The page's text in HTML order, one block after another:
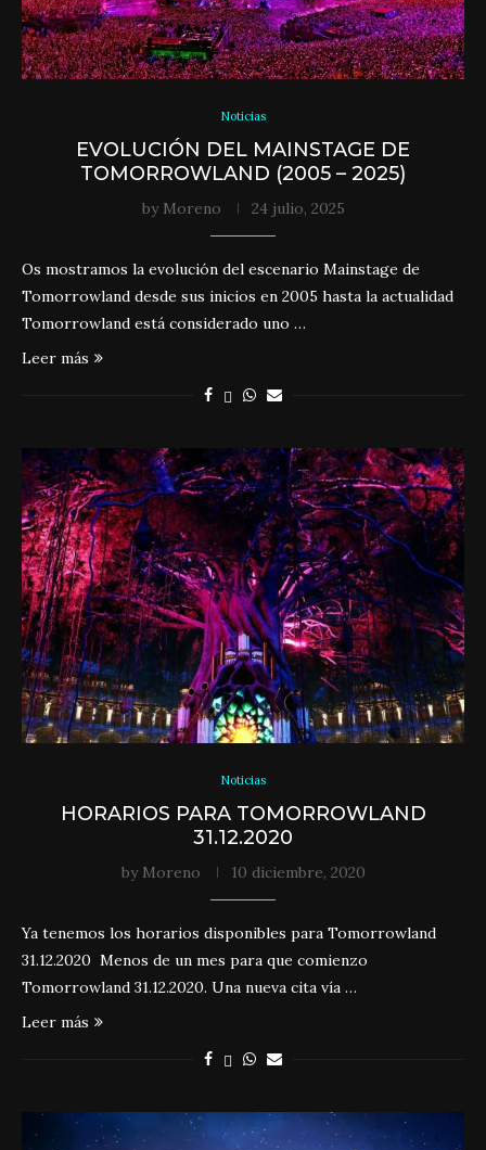
Noticias
EVOLUCIÓN DEL MAINSTAGE DE
TOMORROWLAND (2005 – 2025)
by Moreno 24 julio, 2025
Os mostramos la evolución del escenario Mainstage de
Tomorrowland desde sus inicios en 2005 hasta la actualidad
Tomorrowland está considerado uno …
Leer más
Noticias
HORARIOS PARA TOMORROWLAND
31.12.2020
by Moreno 10 diciembre, 2020
Ya tenemos los horarios disponibles para Tomorrowland
31.12.2020 Menos de un mes para que comienzo
Tomorrowland 31.12.2020. Una nueva cita vía …
Leer más